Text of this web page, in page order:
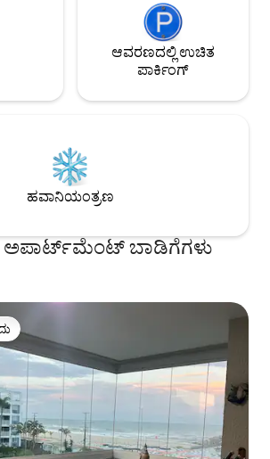
ಆವರಣದಲ್ಲಿ ಉಚಿತ
ಪಾರ್ಕಿಂಗ್
ಹವಾನಿಯಂತ್ರಣ
ಅಪಾರ್ಟ್‌ಮೆಂಟ್ ಬಾಡಿಗೆಗಳು